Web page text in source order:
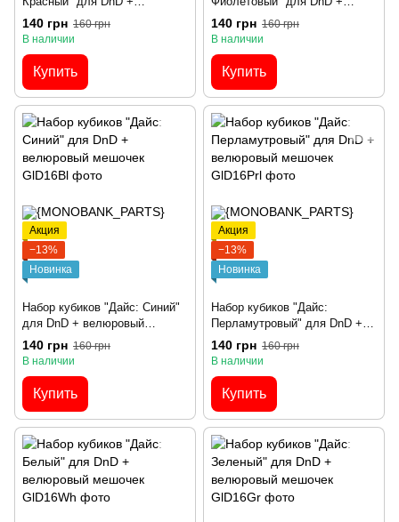
велюровый мешочек
140 грн 160 грн
В наличии
Купить
велюровый мешочек
140 грн 160 грн
В наличии
Купить
Акция
−13%
Новинка
Набор кубиков "Дайс: Синий"
для DnD + велюровый
мешочек
140 грн 160 грн
В наличии
Купить
Акция
−13%
Новинка
Набор кубиков "Дайс:
Перламутровый" для DnD +
велюровый мешочек
140 грн 160 грн
В наличии
Купить